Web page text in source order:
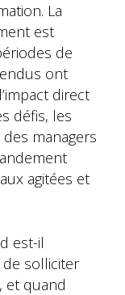
La
est
de
ont
direct
défis, les
managers
agitées et
est-il
solliciter
et quand